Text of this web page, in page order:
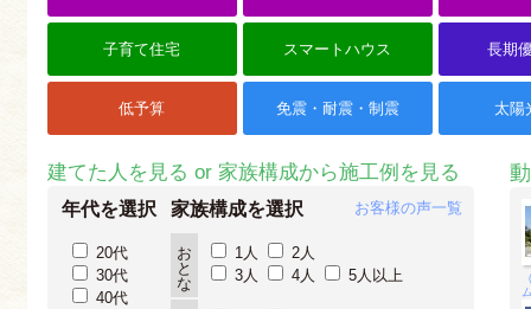
子育て住宅 スマートハウス 長期
低予算 免震・耐震・制震 太陽
建てた人を見る or 家族構成から施工例を見る
年代を選択 家族構成を選択
20代
30代
40代
お
と
な
1人
2人
3人
4人 5人以上
お客様の声一覧